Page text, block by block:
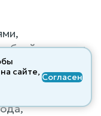
практики
за
Российской
сайте, Согласен